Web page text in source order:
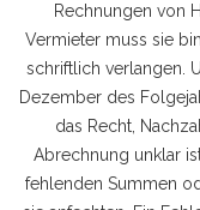
Rechnungen von
Vermieter muss sie
schriftlich verlangen.
Dezember des
das Recht,
Abrechnung unklar
fehlenden Summen